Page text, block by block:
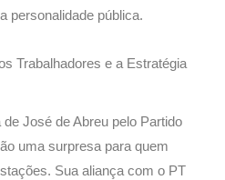
personalidade pública.
Trabalhadores e a Estratégia
José de Abreu pelo Partido
uma surpresa para quem
Sua aliança com o PT